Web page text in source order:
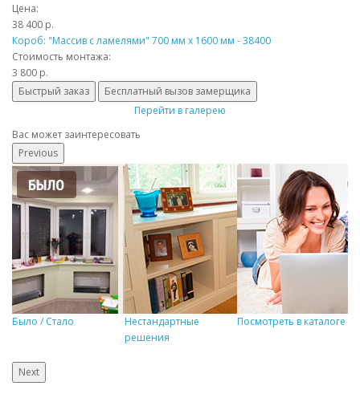
Цена:
38 400 р.
Короб: "Массив с ламелями" 700 мм x 1600 мм - 38400
Стоимость монтажа:
3 800 р.
Быстрый заказ
Бесплатный вызов замерщика
Перейти в галерею
Вас может заинтересовать
Previous
Было / Стало
Нестандартные
решения
Посмотреть в каталоге
Next